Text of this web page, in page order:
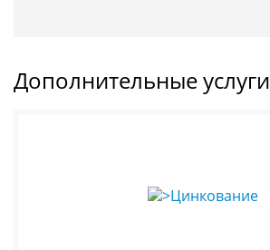
Дополнительные услуги